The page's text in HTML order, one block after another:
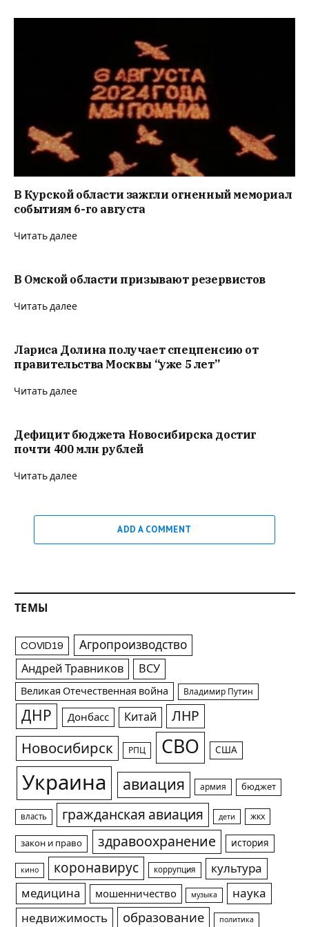
В Курской области зажгли огненный мемориал
событиям 6-го августа
Читать далее
В Омской области призывают резервистов
Читать далее
Лариса Долина получает спецпенсию от
правительства Москвы “уже 5 лет”
Читать далее
Дефицит бюджета Новосибирска достиг
почти 400 млн рублей
Читать далее
ADD A COMMENT
ТЕМЫ
COVID19 Агропроизводство
Андрей Травников ВСУ
Великая Отечественная война Владимир Путин
ДНР Донбасс Китай ЛНР
Новосибирск РПЦ СВО США
Украина авиация армия бюджет
власть гражданская авиация дети жкх
закон и право здравоохранение история
кино коронавирус коррупция
культура
медицина
мошенничество музыка
наука
недвижимость
образование политика